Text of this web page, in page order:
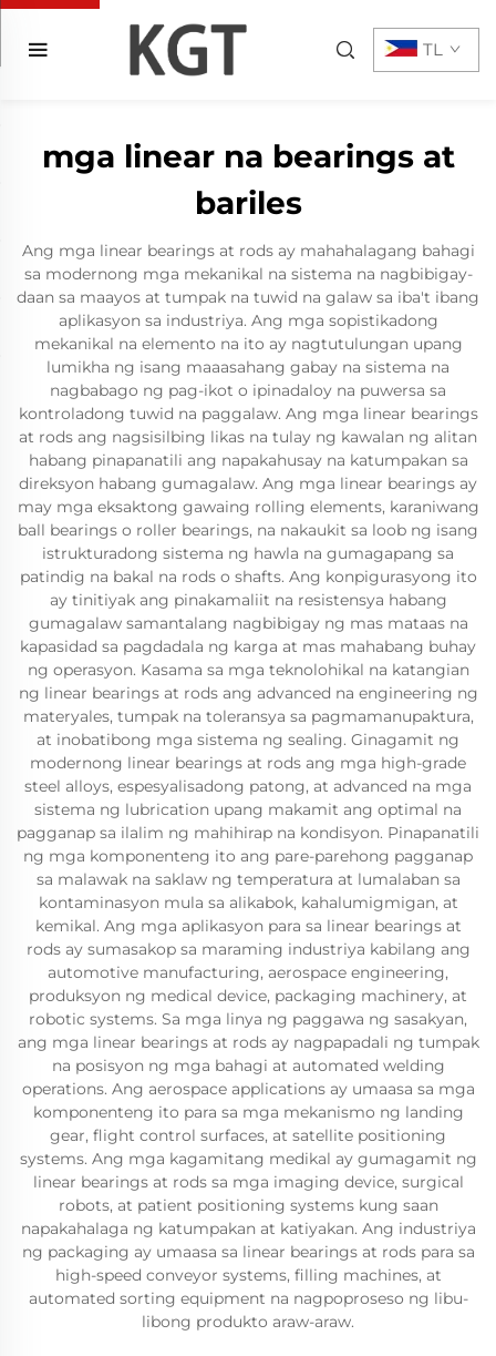
TL
mga linear na bearings at
bariles
Ang mga linear bearings at rods ay mahahalagang bahagi
sa modernong mga mekanikal na sistema na nagbibigay-
daan sa maayos at tumpak na tuwid na galaw sa iba't ibang
aplikasyon sa industriya. Ang mga sopistikadong
mekanikal na elemento na ito ay nagtutulungan upang
lumikha ng isang maaasahang gabay na sistema na
nagbabago ng pag-ikot o ipinadaloy na puwersa sa
kontroladong tuwid na paggalaw. Ang mga linear bearings
at rods ang nagsisilbing likas na tulay ng kawalan ng alitan
habang pinapanatili ang napakahusay na katumpakan sa
direksyon habang gumagalaw. Ang mga linear bearings ay
may mga eksaktong gawaing rolling elements, karaniwang
ball bearings o roller bearings, na nakaukit sa loob ng isang
istrukturadong sistema ng hawla na gumagapang sa
patindig na bakal na rods o shafts. Ang konpigurasyong ito
ay tinitiyak ang pinakamaliit na resistensya habang
gumagalaw samantalang nagbibigay ng mas mataas na
kapasidad sa pagdadala ng karga at mas mahabang buhay
ng operasyon. Kasama sa mga teknolohikal na katangian
ng linear bearings at rods ang advanced na engineering ng
materyales, tumpak na toleransya sa pagmamanupaktura,
at inobatibong mga sistema ng sealing. Ginagamit ng
modernong linear bearings at rods ang mga high-grade
steel alloys, espesyalisadong patong, at advanced na mga
sistema ng lubrication upang makamit ang optimal na
pagganap sa ilalim ng mahihirap na kondisyon. Pinapanatili
ng mga komponenteng ito ang pare-parehong pagganap
sa malawak na saklaw ng temperatura at lumalaban sa
kontaminasyon mula sa alikabok, kahalumigmigan, at
kemikal. Ang mga aplikasyon para sa linear bearings at
rods ay sumasakop sa maraming industriya kabilang ang
automotive manufacturing, aerospace engineering,
produksyon ng medical device, packaging machinery, at
robotic systems. Sa mga linya ng paggawa ng sasakyan,
ang mga linear bearings at rods ay nagpapadali ng tumpak
na posisyon ng mga bahagi at automated welding
operations. Ang aerospace applications ay umaasa sa mga
komponenteng ito para sa mga mekanismo ng landing
gear, flight control surfaces, at satellite positioning
systems. Ang mga kagamitang medikal ay gumagamit ng
linear bearings at rods sa mga imaging device, surgical
robots, at patient positioning systems kung saan
napakahalaga ng katumpakan at katiyakan. Ang industriya
ng packaging ay umaasa sa linear bearings at rods para sa
high-speed conveyor systems, filling machines, at
automated sorting equipment na nagpoproseso ng libu-
libong produkto araw-araw.